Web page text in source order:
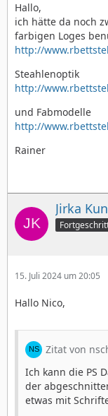
Hallo,
ich hätte da noch
farbigen Loges
http://
Steahlenoptik
http://
und Fabmodelle
http://
Rainer
Jirka
15. Juli 2024 um 20:05
Hallo Nico,
Zitat von
Ich kann die PS
der
etwas mit